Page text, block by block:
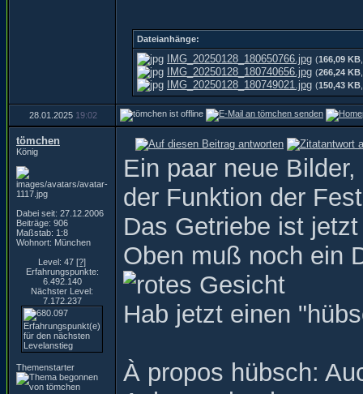
Dateianhänge:
IMG_20250128_180650766.jpg (166,09 KB
IMG_20250128_180740656.jpg (266,24 KB
IMG_20250128_180749021.jpg (150,43 KB
28.01.2025 19:02
tömchen
König
Dabei seit: 27.12.2006
Beiträge: 906
Maßstab: 1:8
Wohnort: München
Level: 47 [?]
Erfahrungspunkte:
6.492.140
Nächster Level:
7.172.237
Themenstarter
Ein paar neue
der Funktion der
Das Getriebe ist
Oben muß noch ein
Hab jetzt einen
À propos hübsch: